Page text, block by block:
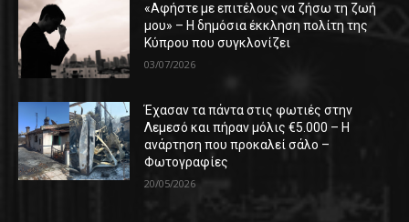
«Αφήστε με επιτέλους να ζήσω τη ζωή
μου» – Η δημόσια έκκληση πολίτη της
Κύπρου που συγκλονίζει
03/07/2026
Έχασαν τα πάντα στις φωτιές στην
Λεμεσό και πήραν μόλις €5.000 – Η
ανάρτηση που προκαλεί σάλο –
Φωτογραφίες
20/05/2026